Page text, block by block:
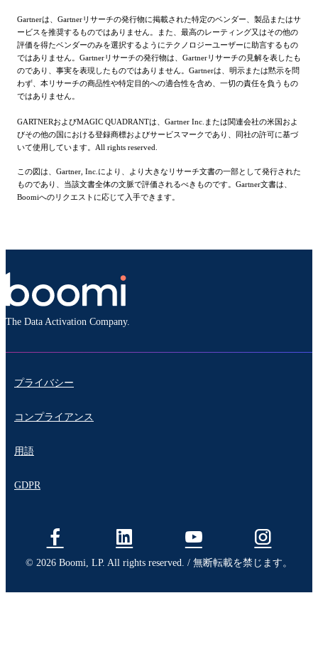
Gartnerは、Gartnerリサーチの発行物に掲載された特定のベンダー、製品またはサ
ービスを推奨するものではありません。また、最高のレーティング又はその他の
評価を得たベンダーのみを選択するようにテクノロジーユーザーに助言するもの
ではありません。Gartnerリサーチの発行物は、Gartnerリサーチの見解を表したも
のであり、事実を表現したものではありません。Gartnerは、明示または黙示を問
わず、本リサーチの商品性や特定目的への適合性を含め、一切の責任を負うもの
ではありません。
GARTNERおよびMAGIC QUADRANTは、Gartner Inc.または関連会社の米国およ
びその他の国における登録商標およびサービスマークであり、同社の許可に基づ
いて使用しています。All rights reserved.
この図は、Gartner, Inc.により、より大きなリサーチ文書の一部として発行された
ものであり、当該文書全体の文脈で評価されるべきものです。Gartner文書は、
Boomiへのリクエストに応じて入手できます。
The Data Activation Company.
プライバシー
コンプライアンス
用語
GDPR
© 2026 Boomi, LP. All rights reserved. / 無断転載を禁じます。